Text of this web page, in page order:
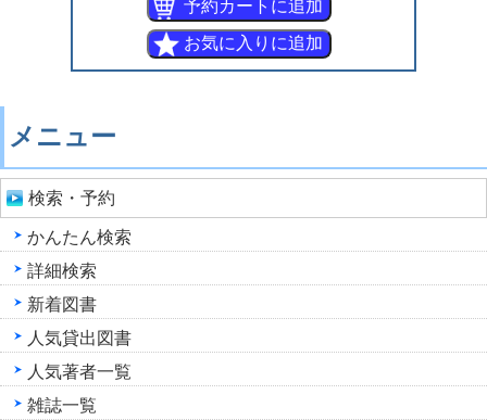
メニュー
検索・予約
かんたん検索
詳細検索
新着図書
人気貸出図書
人気著者一覧
雑誌一覧